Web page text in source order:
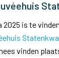
2025 is te
vinden